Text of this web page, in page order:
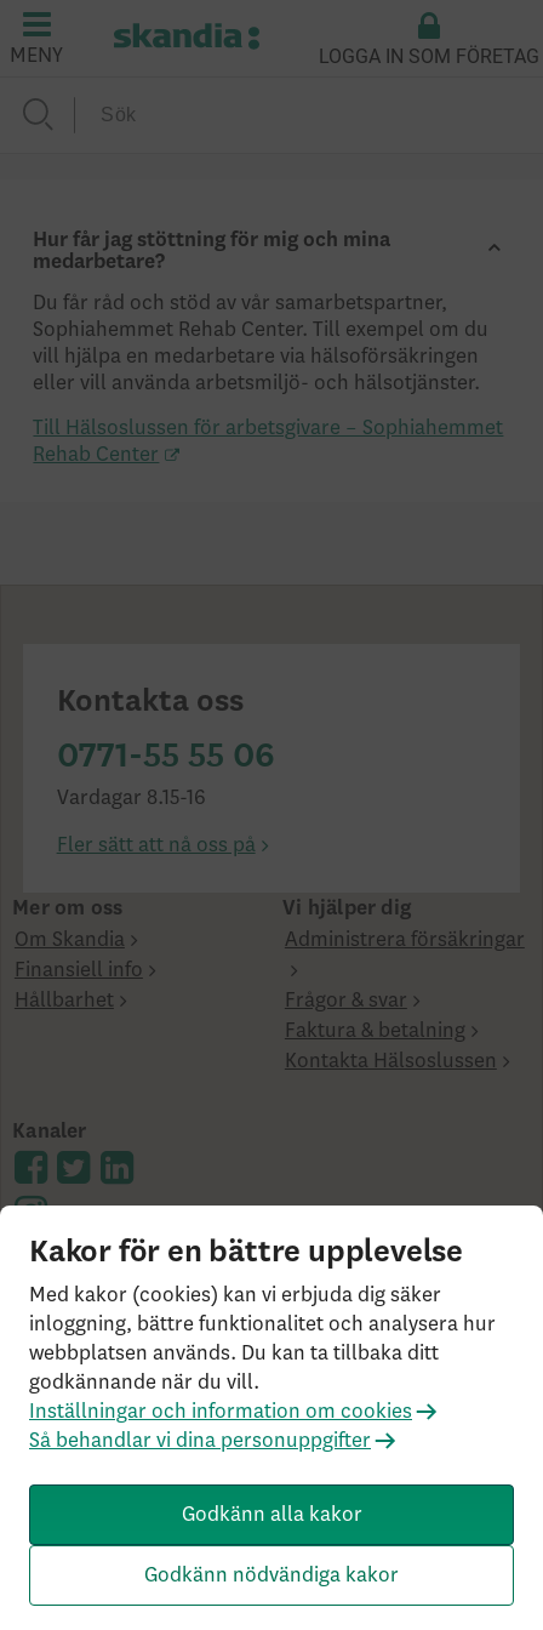
MENY LOGGA IN SOM FÖRETAG
Hur får jag stöttning för mig och mina
medarbetare?
Du får råd och stöd av vår samarbetspartner,
Sophiahemmet Rehab Center. Till exempel om du
vill hjälpa en medarbetare via hälsoförsäkringen
eller vill använda arbetsmiljö- och hälsotjänster.
Till Hälsoslussen för arbetsgivare – Sophiahemmet
Rehab Center
Kontakta oss
0771-55 55 06
Vardagar 8.15-16
Fler sätt att nå oss på
Mer om oss
Om Skandia
Finansiell info
Hållbarhet
Vi hjälper dig
Administrera försäkringar
Frågor & svar
Faktura & betalning
Kontakta Hälsoslussen
Kanaler
Cookies på skandia.se Användarvillkor
Bor du
utanför Sverige?
Statlig insättningsgaranti &
investerarskydd
Så behandlar vi dina personuppgifter
Om Penningtvättslagen
Rekommenderade webbläsare
Livförsäkringsbolaget Skandia, ömsesidigt, 106 55
Stockholm, Tel: 0771-55 55 00, © Skandia
c2d22db21baa526 HW4.0.0.0 SN430
Kakor för en bättre upplevelse
Med kakor (cookies) kan vi erbjuda dig säker
inloggning, bättre funktionalitet och analysera hur
webbplatsen används. Du kan ta tillbaka ditt
godkännande när du vill.
Inställningar och information om cookies
Så behandlar vi dina personuppgifter
Godkänn alla kakor
Godkänn nödvändiga kakor